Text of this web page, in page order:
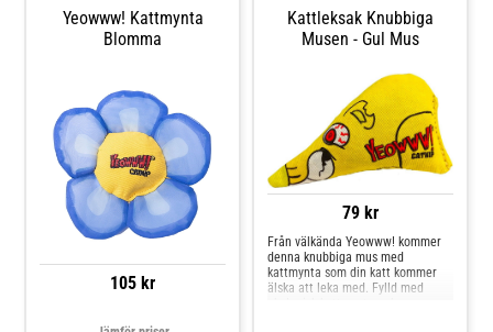
Yeowww! Kattmynta
Blomma
105 kr
Kattleksak Knubbiga
Musen - Gul Mus
79 kr
Från välkända Yeowww! kommer
denna knubbiga mus med
kattmynta som din katt kommer
älska att leka med. Fylld med